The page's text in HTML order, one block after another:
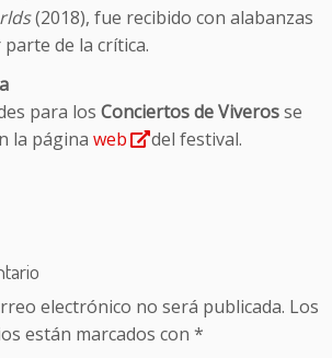
(2018), fue recibido con alabanzas
de la crítica.
para los Conciertos de Viverosse
la página web
del festival.
electrónico no será publicada. Los
están marcados con *